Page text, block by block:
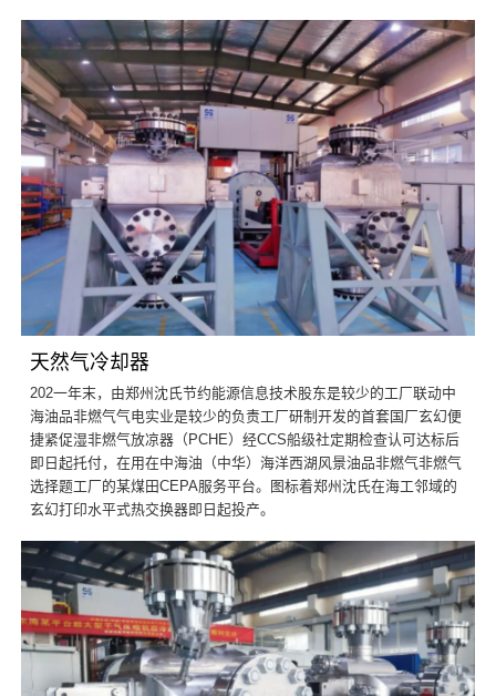
天然气冷却器
202一年末，由郑州沈氏节约能源信息技术股东是较少的工厂联动中
海油品非燃气气电实业是较少的负责工厂研制开发的首套国厂玄幻便
捷紧促湿非燃气放凉器（PCHE）经CCS船级社定期检查认可达标后
即日起托付，在用在中海油（中华）海洋西湖风景油品非燃气非燃气
选择题工厂的某煤田CEPA服务平台。图标着郑州沈氏在海工邻域的
玄幻打印水平式热交换器即日起投产。